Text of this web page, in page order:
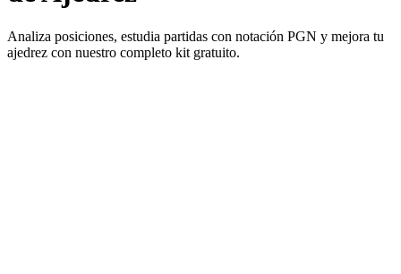
Analiza posiciones, estudia partidas con notación PGN y mejora tu
ajedrez con nuestro completo kit gratuito.